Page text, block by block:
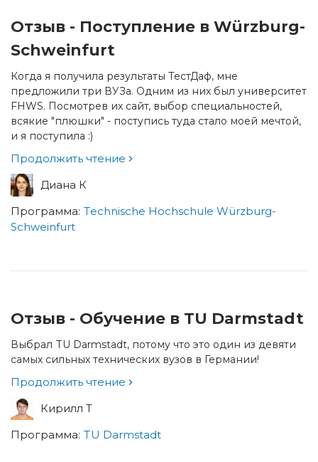
Отзыв - Поступление в Würzburg-
Schweinfurt
Когда я получила результаты ТестДаф, мне
предложили три ВУЗа. Одним из них был университет
FHWS. Посмотрев их сайт, выбор специальностей,
всякие "плюшки" - поступись туда стало моей мечтой,
и я поступила :)
Продолжить чтение
Диана К
Программа: Technische Hochschule Würzburg-
Schweinfurt
Отзыв - Обучение в TU Darmstadt
Выбрал TU Darmstadt, потому что это один из девяти
самых сильных технических вузов в Германии!
Продолжить чтение
Кирилл Т
Программа: TU Darmstadt